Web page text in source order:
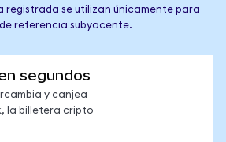
registrada se utilizan únicamente para
referencia subyacente.
segundos
y canjea
la billetera cripto